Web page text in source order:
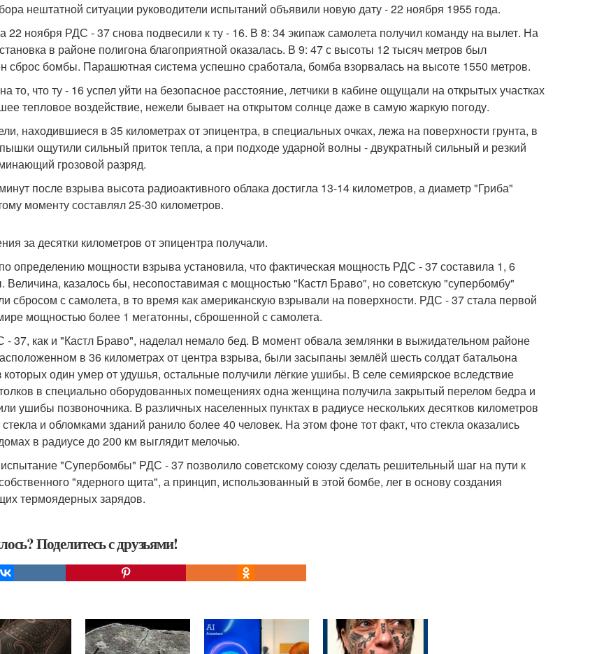
нештатной ситуации руководители испытаний объявили новую дату - 22 ноября 1955 года.
22 ноября РДС - 37 снова подвесили к ту - 16. В 8: 34 экипаж самолета получил команду на вылет. На
в районе полигона благоприятной оказалась. В 9: 47 с высоты 12 тысяч метров был
сброс бомбы. Парашютная система успешно сработала, бомба взорвалась на высоте 1550 метров.
то, что ту - 16 успел уйти на безопасное расстояние, летчики в кабине ощущали на открытых участках
тепловое воздействие, нежели бывает на открытом солнце даже в самую жаркую погоду.
находившиеся в 35 километрах от эпицентра, в специальных очках, лежа на поверхности грунта, в
ощутили сильный приток тепла, а при подходе ударной волны - двукратный сильный и резкий
грозовой разряд.
после взрыва высота радиоактивного облака достигла 13-14 километров, а диаметр "Гриба"
моменту составлял 25-30 километров.
за десятки километров от эпицентра получали.
определению мощности взрыва установила, что фактическая мощность РДС - 37 составила 1, 6
Величина, казалось бы, несопоставимая с мощностью "Кастл Браво", но советскую "супербомбу"
сбросом с самолета, в то время как американскую взрывали на поверхности. РДС - 37 стала первой
мощностью более 1 мегатонны, сброшенной с самолета.
37, как и "Кастл Браво", наделал немало бед. В момент обвала землянки в выжидательном районе
в 36 километрах от центра взрыва, были засыпаны землёй шесть солдат батальона
один умер от удушья, остальные получили лёгкие ушибы. В селе семиярское вследствие
в специально оборудованных помещениях одна женщина получила закрытый перелом бедра и
ушибы позвоночника. В различных населенных пунктах в радиусе нескольких десятков километров
и обломками зданий ранило более 40 человек. На этом фоне тот факт, что стекла оказались
в радиусе до 200 км выглядит мелочью.
"Супербомбы" РДС - 37 позволило советскому союзу сделать решительный шаг на пути к
"ядерного щита", а принцип, использованный в этой бомбе, лег в основу создания
термоядерных зарядов.
Поделитесь с друзьями!